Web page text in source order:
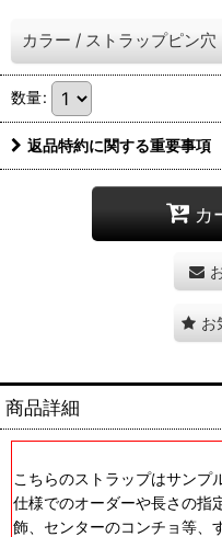
カラー / ストラップピン穴
数量:
返品特約に関する重要事項
カ
お
商品詳細
こちらのストラップはサンプ
仕様でのオーダーや長さの指
飾、センターのコンチョ等、